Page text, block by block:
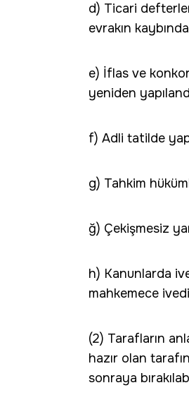
d) Ticari
evrakın
e) İflas ve
yeniden
f) Adli tatilde
g) Tahkim
ğ) Çekişmesiz
h) Kanunlarda
mahkemece
(2) Tarafların
hazır olan
sonraya